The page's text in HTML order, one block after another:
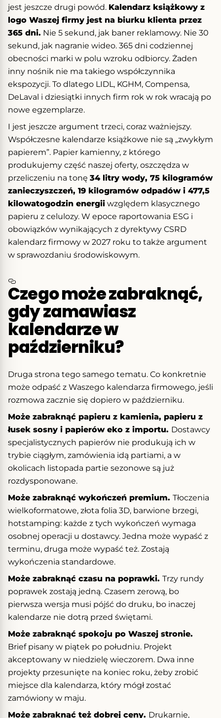
jest jeszcze drugi powód. Kalendarz książkowy z
logo Waszej firmy jest na biurku klienta przez
365 dni. Nie 5 sekund, jak baner reklamowy. Nie 30
sekund, jak nagranie wideo. 365 dni codziennej
obecności marki w polu wzroku odbiorcy. Żaden
inny nośnik nie ma takiego współczynnika
ekspozycji. To dlatego LIDL, KGHM, Compensa,
DeLaval i dziesiątki innych firm rok w rok wracają po
nowe egzemplarze.
I jest jeszcze argument trzeci, coraz ważniejszy.
Współczesne kalendarze książkowe nie są „zwykłym
papierem”. Papier kamienny, z którego
produkujemy część naszej oferty, oszczędza w
przeliczeniu na tonę 34 litry wody, 75 kilogramów
zanieczyszczeń, 19 kilogramów odpadów i 477,5
kilowatogodzin energii względem klasycznego
papieru z celulozy. W epoce raportowania ESG i
obowiązków wynikających z dyrektywy CSRD
kalendarz firmowy w 2027 roku to także argument
w sprawozdaniu środowiskowym.
Czego może zabraknąć,
gdy zamawiasz
kalendarze w
październiku?
Druga strona tego samego tematu. Co konkretnie
może odpaść z Waszego kalendarza firmowego, jeśli
rozmowa zacznie się dopiero w październiku.
Może zabraknąć papieru z kamienia, papieru z
łusek sosny i papierów eko z importu. Dostawcy
specjalistycznych papierów nie produkują ich w
trybie ciągłym, zamówienia idą partiami, a w
okolicach listopada partie sezonowe są już
rozdysponowane.
Może zabraknąć wykończeń premium. Tłoczenia
wielkoformatowe, złota folia 3D, barwione brzegi,
hotstamping: każde z tych wykończeń wymaga
osobnej operacji u dostawcy. Jedna może wypaść z
terminu, druga może wypaść też. Zostają
wykończenia standardowe.
Może zabraknąć czasu na poprawki. Trzy rundy
poprawek zostają jedną. Czasem zerową, bo
pierwsza wersja musi pójść do druku, bo inaczej
kalendarze nie dotrą przed świętami.
Może zabraknąć spokoju po Waszej stronie.
Brief pisany w piątek po południu. Projekt
akceptowany w niedzielę wieczorem. Dwa inne
projekty przesunięte na koniec roku, żeby zrobić
miejsce dla kalendarza, który mógł zostać
zamówiony w maju.
Może zabraknąć też dobrej ceny. Drukarnie,